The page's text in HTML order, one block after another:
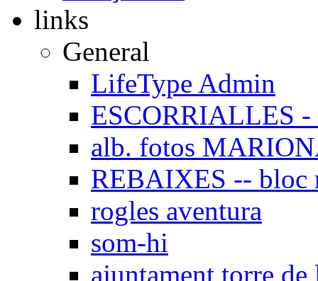
links
General
LifeType Admin
ESCORRIALLES -
alb. fotos
REBAIXES -- bloc
rogles aventura
som-hi
ajuntament torre de